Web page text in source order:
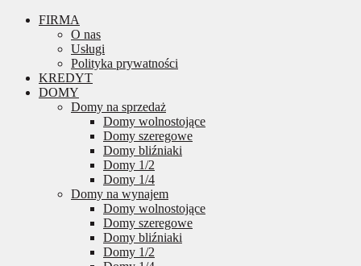
FIRMA
O nas
Usługi
Polityka prywatności
KREDYT
DOMY
Domy na sprzedaż
Domy wolnostojące
Domy szeregowe
Domy bliźniaki
Domy 1/2
Domy 1/4
Domy na wynajem
Domy wolnostojące
Domy szeregowe
Domy bliźniaki
Domy 1/2